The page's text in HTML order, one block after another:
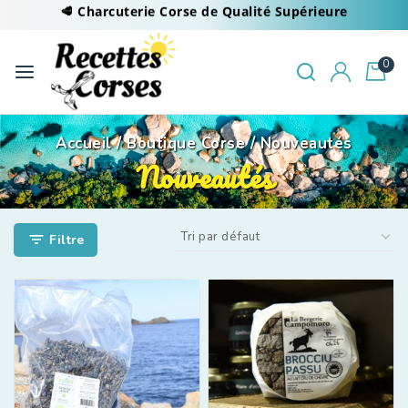
🥩 Charcuterie Corse de Qualité Supérieure
0
Accueil / Boutique Corse / Nouveautés
Nouveautés
Filtre